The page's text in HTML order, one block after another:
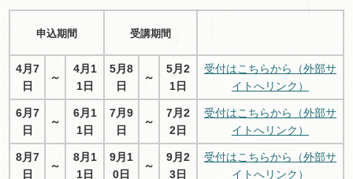
申込期間 受講期間
4月7
日
～
4月1
1日
5月8
日
～
5月2
1日
受付はこちらから（外部サ
イトへリンク）
6月7
日
～
6月1
1日
7月9
日
～
7月2
2日
受付はこちらから（外部サ
イトへリンク）
8月7
日
～
8月1
1日
9月1
0日
～
9月2
3日
受付はこちらから（外部サ
イトへリンク）